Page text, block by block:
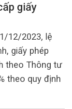
giấy
12/2023, lệ
giấy phép
theo Thông tư
theo quy định